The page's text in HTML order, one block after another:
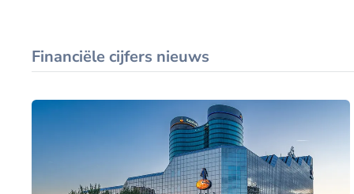
Financiële cijfers nieuws